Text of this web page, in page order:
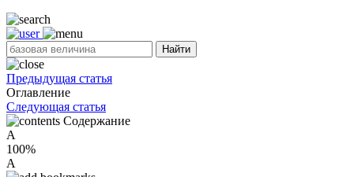
Найти
Предыдущая статья
Оглавление
Следующая статья
Содержание
A
100%
A